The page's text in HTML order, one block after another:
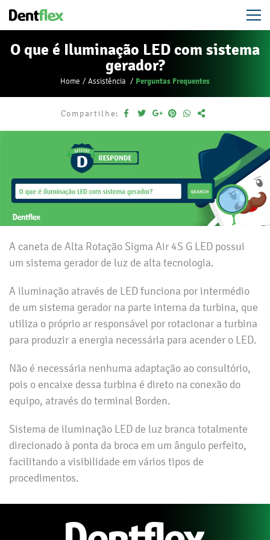
O que é Iluminação LED com sistema
gerador?
Home Assistência Perguntas Frequentes
Compartilhe:
A caneta de Alta Rotação Sigma Air 4S G LED possui
um sistema gerador de luz de alta tecnologia.
A iluminação através de LED funciona por intermédio
de um sistema gerador na parte interna da turbina, que
utiliza o próprio ar responsável por rotacionar a turbina
para produzir a energia necessária para acender o LED.
Não é necessária nenhuma adaptação ao consultório,
pois o encaixe dessa turbina é direto na conexão do
equipo, através do terminal Borden.
Sistema de iluminação LED de luz branca totalmente
direcionado à ponta da broca em um ângulo perfeito,
facilitando a visibilidade em vários tipos de
procedimentos.